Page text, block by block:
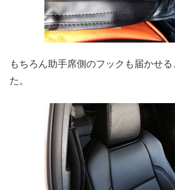
もちろん助手席側のフックも届かせ
た。